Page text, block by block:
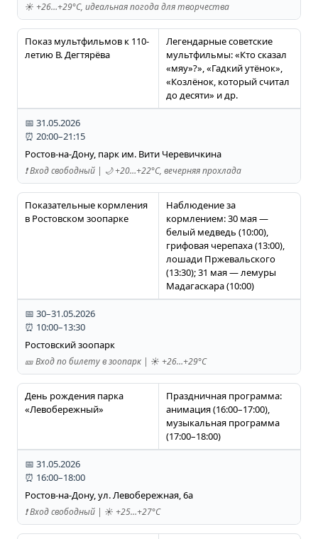
☀️ +26…+29°C, идеальная погода для творчества
Показ мультфильмов к 110-
летию В. Дегтярёва
Легендарные советские
мультфильмы: «Кто сказал
«мяу»?», «Гадкий утёнок»,
«Козлёнок, который считал
до десяти» и др.
📅 31.05.2026
⏰ 20:00–21:15
Ростов-на-Дону, парк им. Вити Черевичкина
❗️ Вход свободный | 🌙 +20…+22°C, вечерняя прохлада
Показательные кормления
в Ростовском зоопарке
Наблюдение за
кормлением: 30 мая —
белый медведь (10:00),
грифовая черепаха (13:00),
лошади Пржевальского
(13:30); 31 мая — лемуры
Мадагаскара (10:00)
📅 30–31.05.2026
⏰ 10:00–13:30
Ростовский зоопарк
🎫 Вход по билету в зоопарк | ☀️ +26…+29°C
День рождения парка
«Левобережный»
Праздничная программа:
анимация (16:00–17:00),
музыкальная программа
(17:00–18:00)
📅 31.05.2026
⏰ 16:00–18:00
Ростов-на-Дону, ул. Левобережная, 6а
❗️ Вход свободный | ☀️ +25…+27°C